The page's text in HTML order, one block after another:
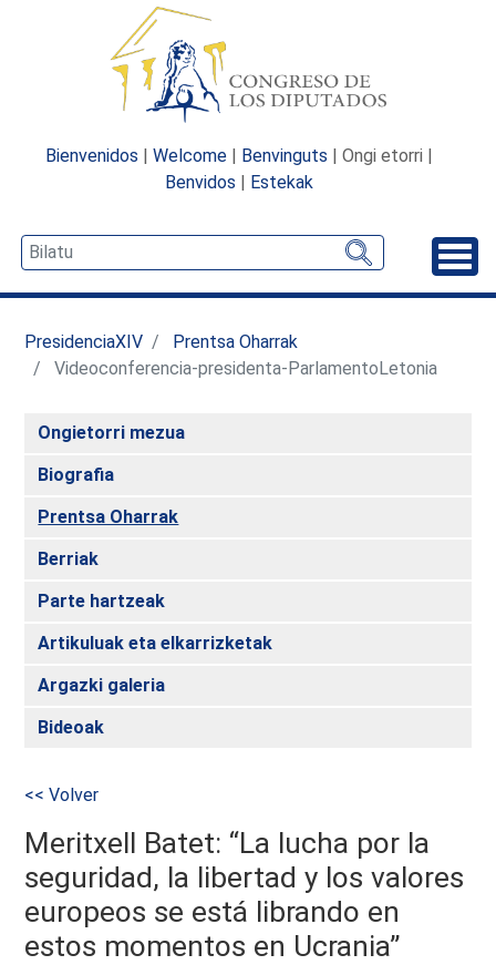
Bienvenidos | Welcome | Benvinguts | Ongi etorri |
Benvidos | Estekak
PresidenciaXIV
Prentsa Oharrak
Videoconferencia-presidenta-ParlamentoLetonia
Ongietorri mezua
Biografia
Prentsa Oharrak
Berriak
Parte hartzeak
Artikuluak eta elkarrizketak
Argazki galeria
Bideoak
<< Volver
Meritxell Batet: “La lucha por la
seguridad, la libertad y los valores
europeos se está librando en
estos momentos en Ucrania”